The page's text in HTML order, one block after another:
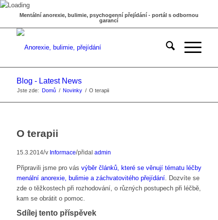
Mentální anorexie, bulimie, psychogenní přejídání - portál s odbornou
garancí
Blog - Latest News
Jste zde: Domů / Novinky / O terapii
O terapii
15.3.2014/v Informace/přidal admin
Připravili jsme pro vás výběr článků, které se věnují tématu léčby
menální anorexie, bulimie a záchvatovitého přejídání. Dozvíte se
zde o těžkostech při rozhodování, o různých postupech při léčbě,
kam se obrátit o pomoc.
Sdílej tento příspěvek